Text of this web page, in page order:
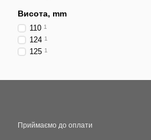
Висота, mm
110 1
124 1
125 1
Приймаємо до оплати